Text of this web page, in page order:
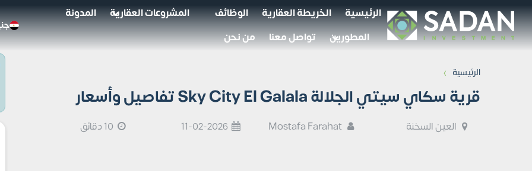
الرئيسية الخريطة العقارية الوظائف المشروعات العقارية
المدونة
المطورين
تواصل معنا من نحن
الرئيسية ›
قرية سكاي سيتي الجلالة Sky City El Galala تفاصيل وأسعار
العين السخنة 11-02-2026